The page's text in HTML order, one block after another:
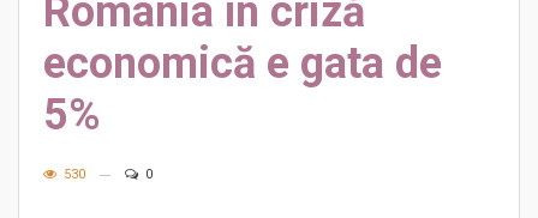
România în criză
economică e gata de
5%
530 0